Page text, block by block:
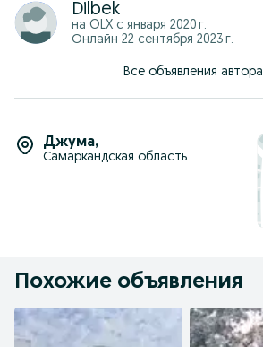
Dilbek
на OLX с января 2020 г.
Онлайн 22 сентября 2023 г.
Все объявления автора
Джума,
Самаркандская область
Похожие объявления